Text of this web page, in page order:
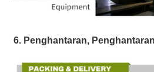
6. Penghantaran,